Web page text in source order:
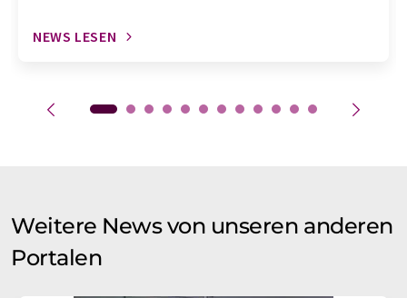
NEWS LESEN
Weitere News von unseren anderen
Portalen